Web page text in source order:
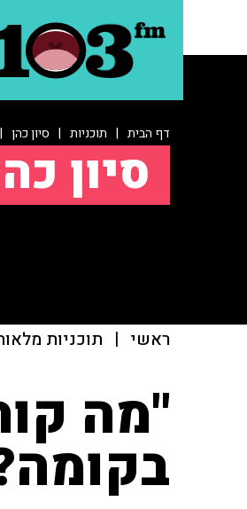
דף הבית | תוכניות | סיון כהן
סיון
ראשי | תוכניות
"מה